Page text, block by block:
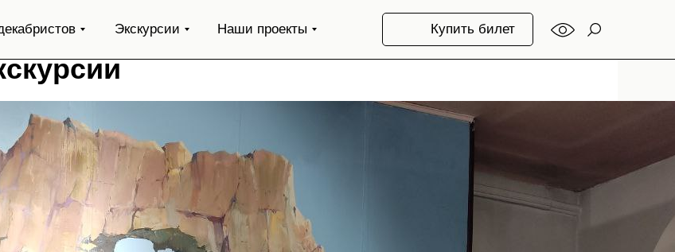
Купить билет
Экскурсии Наши проекты